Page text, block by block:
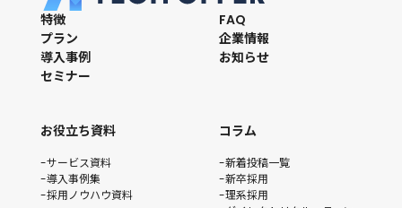
特徴
プラン
導入事例
セミナー
FAQ
企業情報
お知らせ
お役立ち資料
サービス資料
導入事例集
採用ノウハウ資料
コラム
新着投稿一覧
新卒採用
理系採用